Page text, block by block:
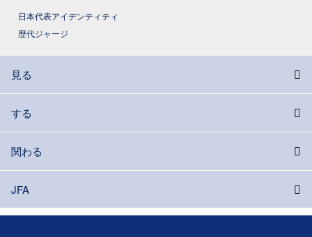
日本代表アイデンティティ
歴代ジャージ
見る
する
関わる
JFA